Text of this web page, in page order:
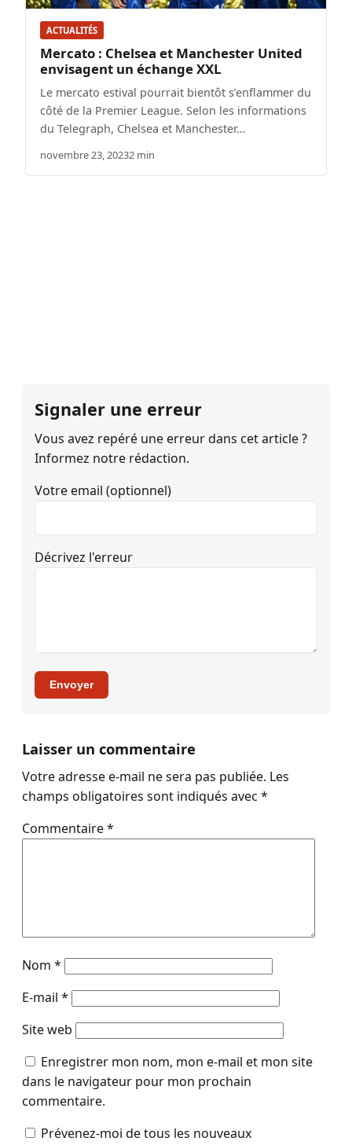
ACTUALITÉS
Mercato : Chelsea et Manchester United
envisagent un échange XXL
Le mercato estival pourrait bientôt s’enflammer du
côté de la Premier League. Selon les informations
du Telegraph, Chelsea et Manchester…
novembre 23, 20232 min
Signaler une erreur
Vous avez repéré une erreur dans cet article ?
Informez notre rédaction.
Votre email (optionnel)
Décrivez l'erreur
Envoyer
Laisser un commentaire
Votre adresse e-mail ne sera pas publiée. Les
champs obligatoires sont indiqués avec *
Commentaire*
Nom *
E-mail *
Site web
Enregistrer mon nom, mon e-mail et mon site
dans le navigateur pour mon prochain
commentaire.
Prévenez-moi de tous les nouveaux